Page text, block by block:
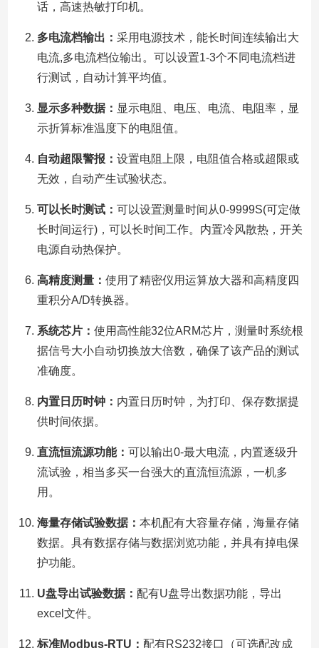
话，高速热敏打印机。
多电流档输出： 采用电源技术，能长时间连续输出大
电流,多电流档位输出。可以设置1-3个不同电流档进
行测试，自动计算平均值。
显示多种数据： 显示电阻、电压、电流、电阻率，显
示折算标准温度下的电阻值。
自动超限警报： 设置电阻上限，电阻值合格或超限或
无效，自动产生试验状态。
可以长时测试： 可以设置测量时间从0-9999S(可定做
长时间运行)，可以长时间工作。内置冷风散热，开关
电源自动热保护。
高精度测量： 使用了精密仪用运算放大器和高精度四
重积分A/D转换器。
系统芯片： 使用高性能32位ARM芯片，测量时系统根
据信号大小自动切换放大倍数，确保了该产品的测试
准确度。
内置日历时钟： 内置日历时钟，为打印、保存数据提
供时间依据。
直流恒流源功能： 可以输出0-最大电流，内置逐级升
流试验，相当多买一台强大的直流恒流源，一机多
用。
海量存储试验数据： 本机配有大容量存储，海量存储
数据。具有数据存储与数据浏览功能，并具有掉电保
护功能。
U盘导出试验数据： 配有U盘导出数据功能，导出
excel文件。
标准Modbus-RTU： 配有RS232接口（可选配改成